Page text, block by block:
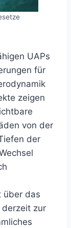
UAPs
für
zeigen
von der
der
über das
zur